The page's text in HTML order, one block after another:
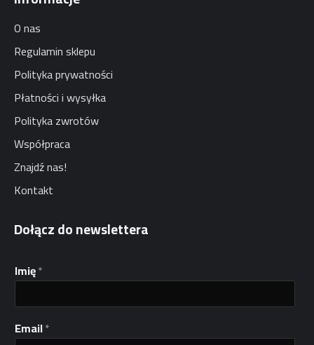
O nas
Regulamin sklepu
Polityka prywatności
Płatności i wysyłka
Polityka zwrotów
Współpraca
Znajdź nas!
Kontakt
Dołącz do newslettera
*
I
i
ę
I
Imię*
Email*